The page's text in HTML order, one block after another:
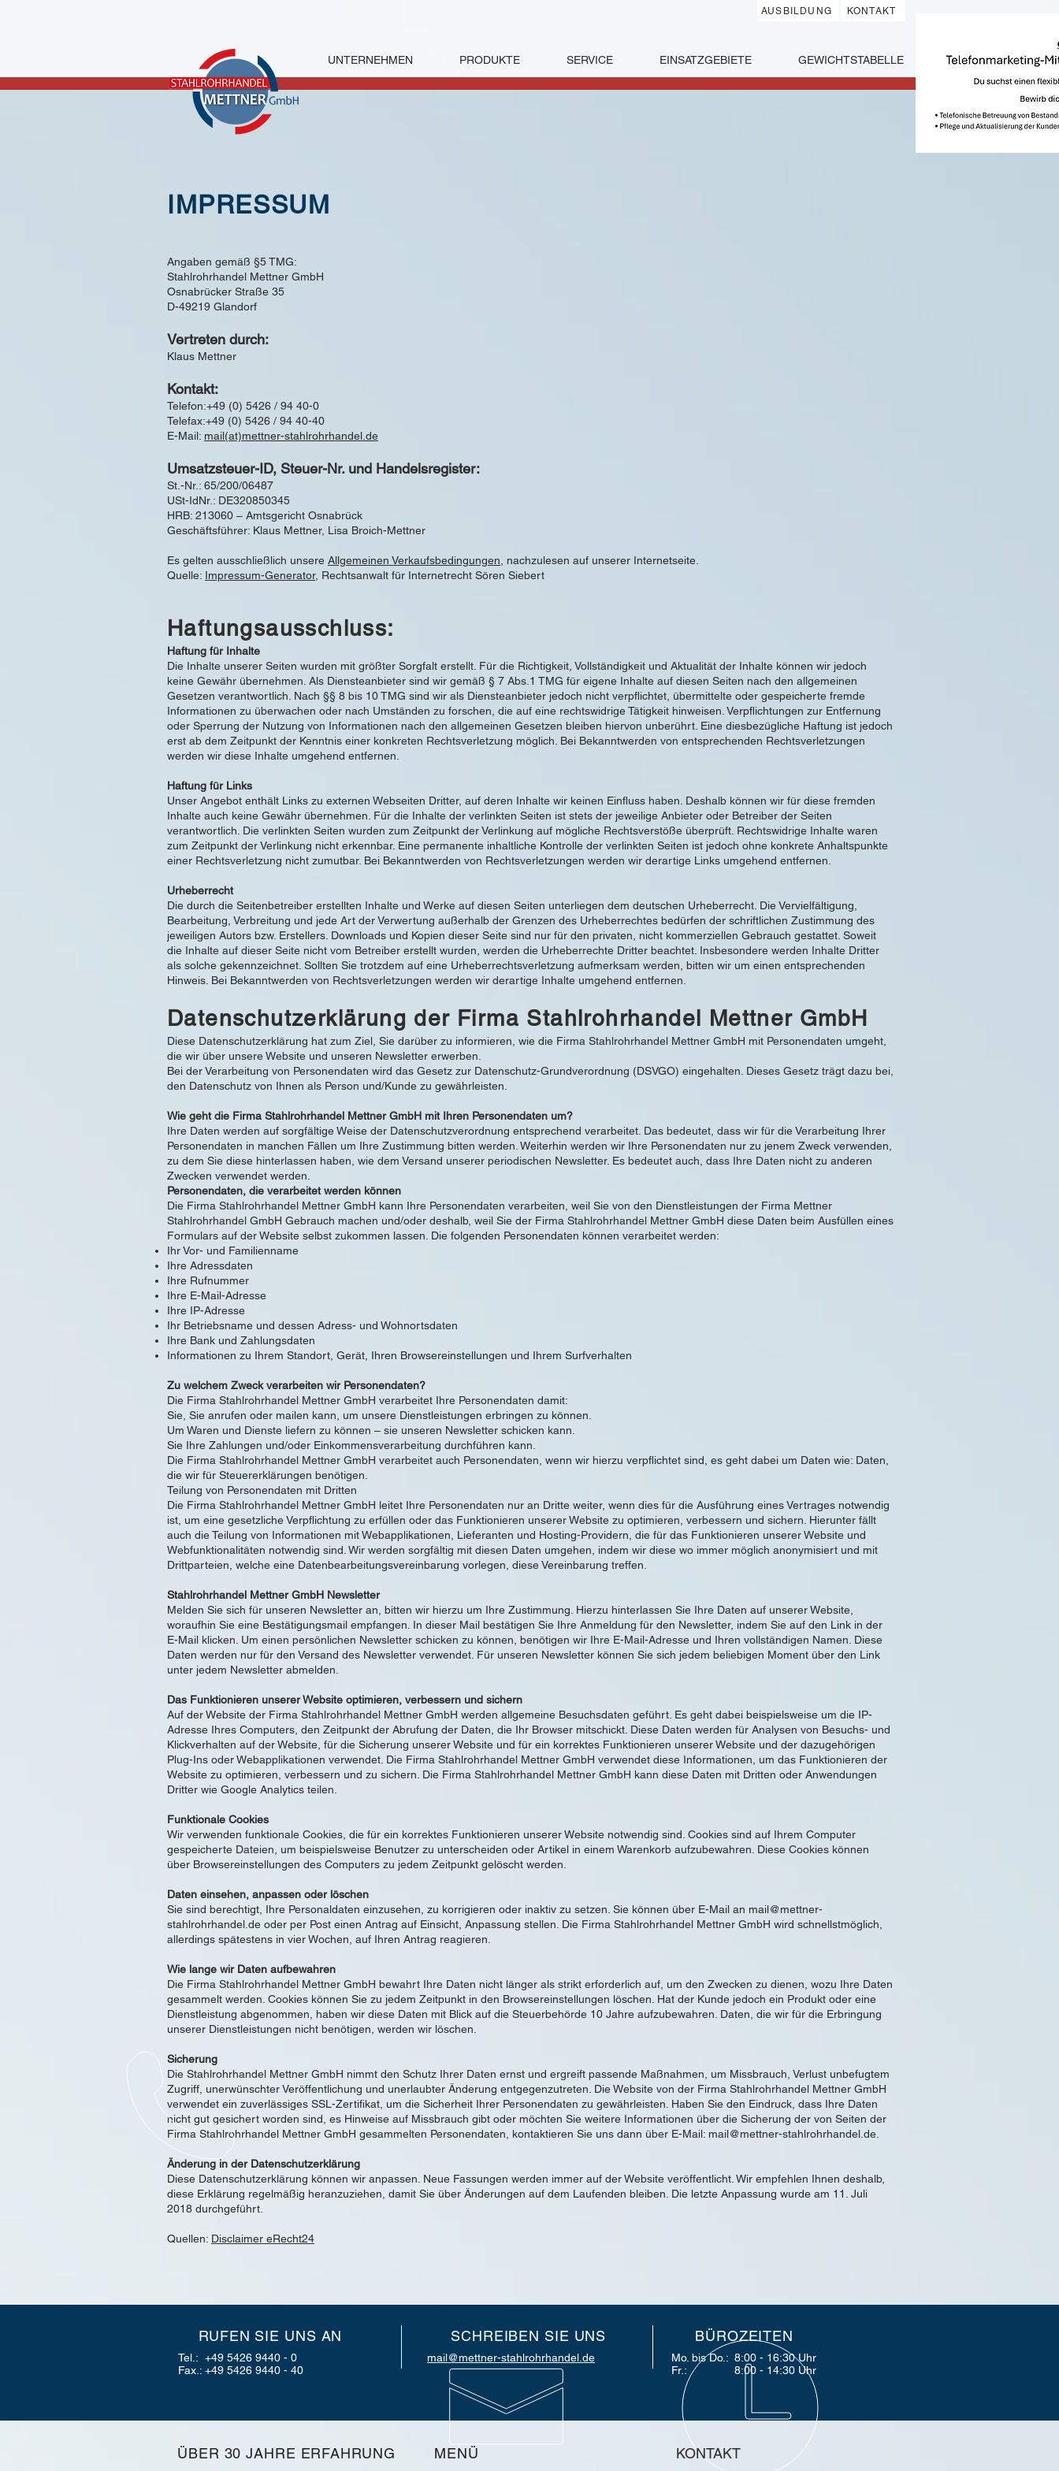
AUSBILDUNG KONTAKT
UNTERNEHMEN PRODUKTE SERVICE EINSATZGEBIETE GEWICHTSTABELLE
IMPRESSUM
Angaben gemäß §5 TMG:
Stahlrohrhandel Mettner GmbH
Osnabrücker Straße 35
D-49219 Glandorf
Vertreten durch:
Klaus Mettner
Kontakt:
Telefon:+49 (0) 5426 / 94 40-0
Telefax:+49 (0) 5426 / 94 40-40
E-Mail: mail(at)mettner-stahlrohrhandel.de
Umsatzsteuer-ID, Steuer-Nr. und Handelsregister:
St.-Nr.: 65/200/06487
USt-IdNr.: DE320850345
HRB: 213060 – Amtsgericht Osnabrück
Geschäftsführer: Klaus Mettner, Lisa Broich-Mettner
Es gelten ausschließlich unsere Allgemeinen Verkaufsbedingungen , nachzulesen auf unserer Internetseite.
Quelle: Impressum-Generator, Rechtsanwalt für Internetrecht Sören Siebert
Haftungsausschluss:
Haftung für Inhalte
Die Inhalte unserer Seiten wurden mit größter Sorgfalt erstellt. Für die Richtigkeit, Vollständigkeit und Aktualität der Inhalte können wir jedoch
keine Gewähr übernehmen. Als Diensteanbieter sind wir gemäß § 7 Abs.1 TMG für eigene Inhalte auf diesen Seiten nach den allgemeinen
Gesetzen verantwortlich. Nach §§ 8 bis 10 TMG sind wir als Diensteanbieter jedoch nicht verpflichtet, übermittelte oder gespeicherte fremde
Informationen zu überwachen oder nach Umständen zu forschen, die auf eine rechtswidrige Tätigkeit hinweisen. Verpflichtungen zur Entfernung
oder Sperrung der Nutzung von Informationen nach den allgemeinen Gesetzen bleiben hiervon unberührt. Eine diesbezügliche Haftung ist jedoch
erst ab dem Zeitpunkt der Kenntnis einer konkreten Rechtsverletzung möglich. Bei Bekanntwerden von entsprechenden Rechtsverletzungen
werden wir diese Inhalte umgehend entfernen.
Haftung für Links
Unser Angebot enthält Links zu externen Webseiten Dritter, auf deren Inhalte wir keinen Einfluss haben. Deshalb können wir für diese fremden
Inhalte auch keine Gewähr übernehmen. Für die Inhalte der verlinkten Seiten ist stets der jeweilige Anbieter oder Betreiber der Seiten
verantwortlich. Die verlinkten Seiten wurden zum Zeitpunkt der Verlinkung auf mögliche Rechtsverstöße überprüft. Rechtswidrige Inhalte waren
zum Zeitpunkt der Verlinkung nicht erkennbar. Eine permanente inhaltliche Kontrolle der verlinkten Seiten ist jedoch ohne konkrete Anhaltspunkte
einer Rechtsverletzung nicht zumutbar. Bei Bekanntwerden von Rechtsverletzungen werden wir derartige Links umgehend entfernen.
Urheberrecht
Die durch die Seitenbetreiber erstellten Inhalte und Werke auf diesen Seiten unterliegen dem deutschen Urheberrecht. Die Vervielfältigung,
Bearbeitung, Verbreitung und jede Art der Verwertung außerhalb der Grenzen des Urheberrechtes bedürfen der schriftlichen Zustimmung des
jeweiligen Autors bzw. Erstellers. Downloads und Kopien dieser Seite sind nur für den privaten, nicht kommerziellen Gebrauch gestattet. Soweit
die Inhalte auf dieser Seite nicht vom Betreiber erstellt wurden, werden die Urheberrechte Dritter beachtet. Insbesondere werden Inhalte Dritter
als solche gekennzeichnet. Sollten Sie trotzdem auf eine Urheberrechtsverletzung aufmerksam werden, bitten wir um einen entsprechenden
Hinweis. Bei Bekanntwerden von Rechtsverletzungen werden wir derartige Inhalte umgehend entfernen.
Datenschutzerklärung der Firma Stahlrohrhandel Mettner GmbH
Diese Datenschutzerklärung hat zum Ziel, Sie darüber zu informieren, wie die Firma Stahlrohrhandel Mettner GmbH mit Personendaten umgeht,
die wir über unsere Website und unseren Newsletter erwerben.
Bei der Verarbeitung von Personendaten wird das Gesetz zur Datenschutz-Grundverordnung (DSVGO) eingehalten. Dieses Gesetz trägt dazu bei,
den Datenschutz von Ihnen als Person und/Kunde zu gewährleisten.
Wie geht die Firma Stahlrohrhandel Mettner GmbH mit Ihren Personendaten um?
Ihre Daten werden auf sorgfältige Weise der Datenschutzverordnung entsprechend verarbeitet. Das bedeutet, dass wir für die Verarbeitung Ihrer
Personendaten in manchen Fällen um Ihre Zustimmung bitten werden. Weiterhin werden wir Ihre Personendaten nur zu jenem Zweck verwenden,
zu dem Sie diese hinterlassen haben, wie dem Versand unserer periodischen Newsletter. Es bedeutet auch, dass Ihre Daten nicht zu anderen
Zwecken verwendet werden.
Personendaten, die verarbeitet werden können
Die Firma Stahlrohrhandel Mettner GmbH kann Ihre Personendaten verarbeiten, weil Sie von den Dienstleistungen der Firma Mettner
Stahlrohrhandel GmbH Gebrauch machen und/oder deshalb, weil Sie der Firma Stahlrohrhandel Mettner GmbH diese Daten beim Ausfüllen eines
Formulars auf der Website selbst zukommen lassen. Die folgenden Personendaten können verarbeitet werden:
Ihr Vor- und Familienname
Ihre Adressdaten
Ihre Rufnummer
Ihre E-Mail-Adresse
Ihre IP-Adresse
Ihr Betriebsname und dessen Adress- und Wohnortsdaten
Ihre Bank und Zahlungsdaten
Informationen zu Ihrem Standort, Gerät, Ihren Browsereinstellungen und Ihrem Surfverhalten
Zu welchem Zweck verarbeiten wir Personendaten?
Die Firma Stahlrohrhandel Mettner GmbH verarbeitet Ihre Personendaten damit:
Sie, Sie anrufen oder mailen kann, um unsere Dienstleistungen erbringen zu können.
Um Waren und Dienste liefern zu können – sie unseren Newsletter schicken kann.
Sie Ihre Zahlungen und/oder Einkommensverarbeitung durchführen kann.
Die Firma Stahlrohrhandel Mettner GmbH verarbeitet auch Personendaten, wenn wir hierzu verpflichtet sind, es geht dabei um Daten wie: Daten,
die wir für Steuererklärungen benötigen.
Teilung von Personendaten mit Dritten
Die Firma Stahlrohrhandel Mettner GmbH leitet Ihre Personendaten nur an Dritte weiter, wenn dies für die Ausführung eines Vertrages notwendig
ist, um eine gesetzliche Verpflichtung zu erfüllen oder das Funktionieren unserer Website zu optimieren, verbessern und sichern. Hierunter fällt
auch die Teilung von Informationen mit Webapplikationen, Lieferanten und Hosting-Providern, die für das Funktionieren unserer Website und
Webfunktionalitäten notwendig sind. Wir werden sorgfältig mit diesen Daten umgehen, indem wir diese wo immer möglich anonymisiert und mit
Drittparteien, welche eine Datenbearbeitungsvereinbarung vorlegen, diese Vereinbarung treffen.
Stahlrohrhandel Mettner GmbH Newsletter
Melden Sie sich für unseren Newsletter an, bitten wir hierzu um Ihre Zustimmung. Hierzu hinterlassen Sie Ihre Daten auf unserer Website,
woraufhin Sie eine Bestätigungsmail empfangen. In dieser Mail bestätigen Sie Ihre Anmeldung für den Newsletter, indem Sie auf den Link in der
E-Mail klicken. Um einen persönlichen Newsletter schicken zu können, benötigen wir Ihre E-Mail-Adresse und Ihren vollständigen Namen. Diese
Daten werden nur für den Versand des Newsletter verwendet. Für unseren Newsletter können Sie sich jedem beliebigen Moment über den Link
unter jedem Newsletter abmelden.
Das Funktionieren unserer Website optimieren, verbessern und sichern
Auf der Website der Firma Stahlrohrhandel Mettner GmbH werden allgemeine Besuchsdaten geführt. Es geht dabei beispielsweise um die IP-
Adresse Ihres Computers, den Zeitpunkt der Abrufung der Daten, die Ihr Browser mitschickt. Diese Daten werden für Analysen von Besuchs- und
Klickverhalten auf der Website, für die Sicherung unserer Website und für ein korrektes Funktionieren unserer Website und der dazugehörigen
Plug-Ins oder Webapplikationen verwendet. Die Firma Stahlrohrhandel Mettner GmbH verwendet diese Informationen, um das Funktionieren der
Website zu optimieren, verbessern und zu sichern. Die Firma Stahlrohrhandel Mettner GmbH kann diese Daten mit Dritten oder Anwendungen
Dritter wie Google Analytics teilen.
Funktionale Cookies
Wir verwenden funktionale Cookies, die für ein korrektes Funktionieren unserer Website notwendig sind. Cookies sind auf Ihrem Computer
gespeicherte Dateien, um beispielsweise Benutzer zu unterscheiden oder Artikel in einem Warenkorb aufzubewahren. Diese Cookies können
über Browsereinstellungen des Computers zu jedem Zeitpunkt gelöscht werden.
Daten einsehen, anpassen oder löschen
Sie sind berechtigt, Ihre Personaldaten einzusehen, zu korrigieren oder inaktiv zu setzen. Sie können über E-Mail an mail@mettner-
stahlrohrhandel.de oder per Post einen Antrag auf Einsicht, Anpassung stellen. Die Firma Stahlrohrhandel Mettner GmbH wird schnellstmöglich,
allerdings spätestens in vier Wochen, auf Ihren Antrag reagieren.
Wie lange wir Daten aufbewahren
Die Firma Stahlrohrhandel Mettner GmbH bewahrt Ihre Daten nicht länger als strikt erforderlich auf, um den Zwecken zu dienen, wozu Ihre Daten
gesammelt werden. Cookies können Sie zu jedem Zeitpunkt in den Browsereinstellungen löschen. Hat der Kunde jedoch ein Produkt oder eine
Dienstleistung abgenommen, haben wir diese Daten mit Blick auf die Steuerbehörde 10 Jahre aufzubewahren. Daten, die wir für die Erbringung
unserer Dienstleistungen nicht benötigen, werden wir löschen.
Sicherung
Die Stahlrohrhandel Mettner GmbH nimmt den Schutz Ihrer Daten ernst und ergreift passende Maßnahmen, um Missbrauch, Verlust unbefugtem
Zugriff, unerwünschter Veröffentlichung und unerlaubter Änderung entgegenzutreten. Die Website von der Firma Stahlrohrhandel Mettner GmbH
verwendet ein zuverlässiges SSL-Zertifikat, um die Sicherheit Ihrer Personendaten zu gewährleisten. Haben Sie den Eindruck, dass Ihre Daten
nicht gut gesichert worden sind, es Hinweise auf Missbrauch gibt oder möchten Sie weitere Informationen über die Sicherung der von Seiten der
Firma Stahlrohrhandel Mettner GmbH gesammelten Personendaten, kontaktieren Sie uns dann über E-Mail: mail@mettner-stahlrohrhandel.de
Änderung in der Datenschutzerklärung
Diese Datenschutzerklärung können wir anpassen. Neue Fassungen werden immer auf der Website veröffentlicht. Wir empfehlen Ihnen deshalb,
diese Erklärung regelmäßig heranzuziehen, damit Sie über Änderungen auf dem Laufenden bleiben. Die letzte Anpassung wurde am 11. Juli
2018 durchgeführt.
Quellen: Disclaimer eRecht24
RUFEN SIE UNS AN
Tel.: +49 5426 9440 - 0
Fax.: +49 5426 9440 - 40
SCHREIBEN SIE UNS
mail@mettner-stahlrohrhandel.de
BÜROZEITEN
Mo. bis Do.:
Fr.:
8:00 - 16:30 Uhr
8:00 - 14:30 Uhr
ÜBER 30 JAHRE ERFAHRUNG MENÜ KONTAKT